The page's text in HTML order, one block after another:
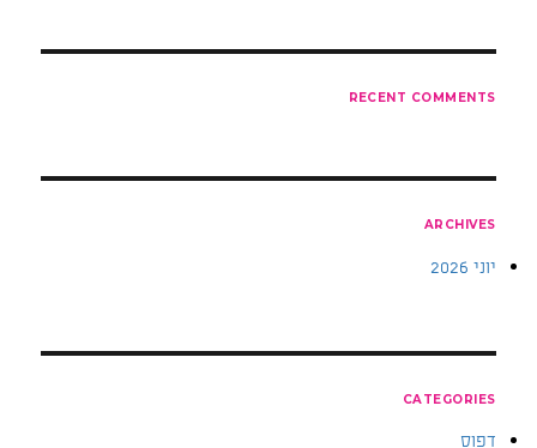
RECENT COMMENTS
ARCHIVES
יוני 2026
CATEGORIES
דפוס